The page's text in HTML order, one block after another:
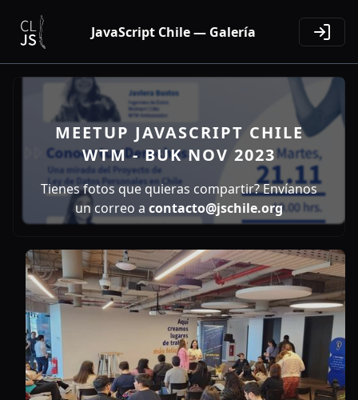
JavaScript Chile — Galería
MEETUP JAVASCRIPT CHILE
WTM - BUK NOV 2023
Tienes fotos que quieras compartir? Envíanos
un correo a contacto@jschile.org